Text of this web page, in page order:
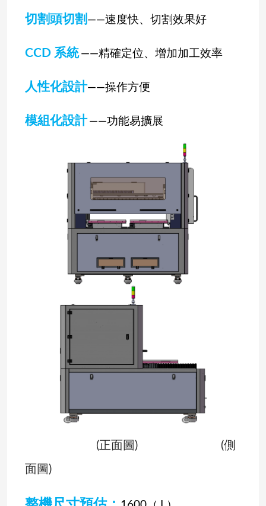
切割頭切割 ——速度快、切割效果好
CCD 系統 ——精確定位、增加加工效率
人性化設計——操作方便
模組化設計 ——功能易擴展
(正面圖) (側
面圖)